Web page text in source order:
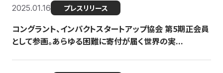
2025.01.16 プレスリリース
コングラント、インパクトスタートアップ協会 第5期正会員
として参画。あらゆる困難に寄付が届く世界の実...